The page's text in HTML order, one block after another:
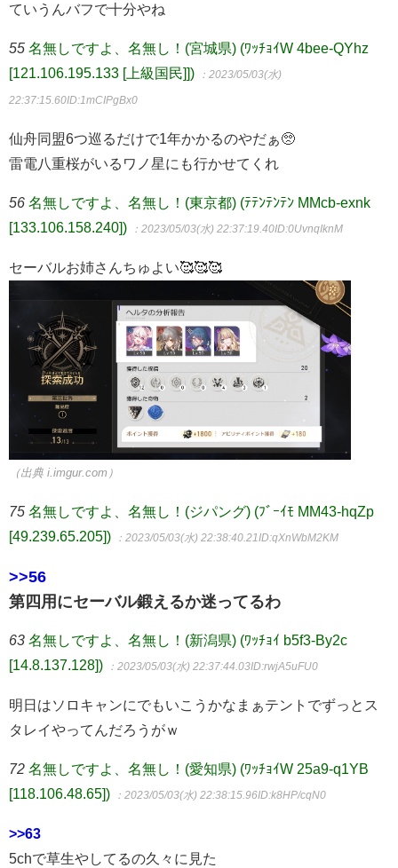
ていうんバフで十分やね
55 名無しですよ、名無し！(宮城県) (ﾜｯﾁｮｲW 4bee-QYhz
[121.106.195.133 [上級国民]])
：2023/05/03(水)
22:37:15.60ID:1mCIPgBx0
仙舟同盟6つ巡るだけで1年かかるのやだぁ🥺
雷電八重桜がいるワノ星にも行かせてくれ
56 名無しですよ、名無し！(東京都) (ﾃﾃﾝﾃﾝﾃﾝ MMcb-exnk
[133.106.158.240])
：2023/05/03(水) 22:37:19.40ID:0UvnqIknM
セーバルお姉さんちゅよい🥰🥰🥰
（出典 i.imgur.com）
75 名無しですよ、名無し！(ジパング) (ﾌﾞｰｲﾓ MM43-hqZp
[49.239.65.205])
：2023/05/03(水) 22:38:40.21ID:qXnWbM2KM
>>56
第四用にセーバル鍛えるか迷ってるわ
63 名無しですよ、名無し！(新潟県) (ﾜｯﾁｮｲ b5f3-By2c
[14.8.137.128])
：2023/05/03(水) 22:37:44.03ID:rwjA5uFU0
明日はソロキャンにでもいこうかなまぁテントでずっとス
タレイやってんだろうがｗ
72 名無しですよ、名無し！(愛知県) (ﾜｯﾁｮｲW 25a9-q1YB
[118.106.48.65])
：2023/05/03(水) 22:38:15.96ID:k8HP/cqN0
>>63
5chで草生やしてるの久々に見た